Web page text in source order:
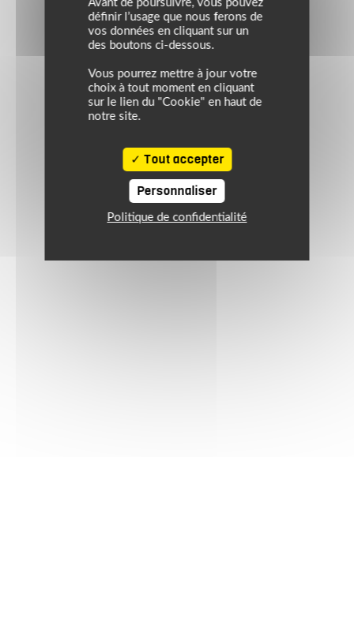
Avant de poursuivre, vous pouvez
définir l’usage que nous ferons de
vos données en cliquant sur un
des boutons ci-dessous.
Vous pourrez mettre à jour votre
choix à tout moment en cliquant
sur le lien du "Cookie" en haut de
notre site.
Tout accepter
Personnaliser
Politique de confidentialité